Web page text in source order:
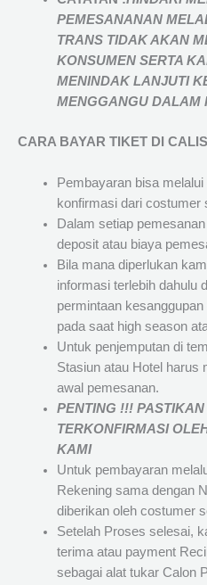
PEMESANANAN
TRANSTIDAK AKAN
KONSUMEN SERTA
MENINDAK LANJUTI
MENGGANGU DALAM
CARA BAYAR TIKET DI
Pembayaran bisa
konfirmasi dari costumer
Dalam setiap
deposit atau biaya
Bila mana diperlukan
informasi terlebih dahulu
permintaan
pada saat high season
Untuk penjemputan di
Stasiun atau Hotel harus
awal pemesanan.
PENTING !!!
TERKONFIRMASI
KAMI
Untuk pembayaran
Rekening sama dengan
diberikan oleh costumer
Setelah Proses selesai,
terima atau payment
sebagai alat tukar Calon